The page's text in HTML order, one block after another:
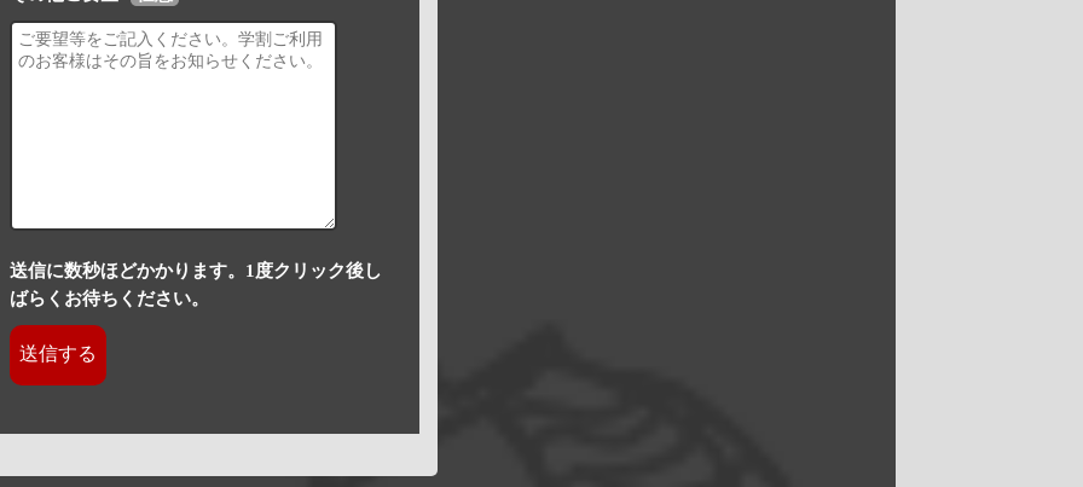
送信に数秒ほどかかります。1度クリック後し
ばらくお待ちください。